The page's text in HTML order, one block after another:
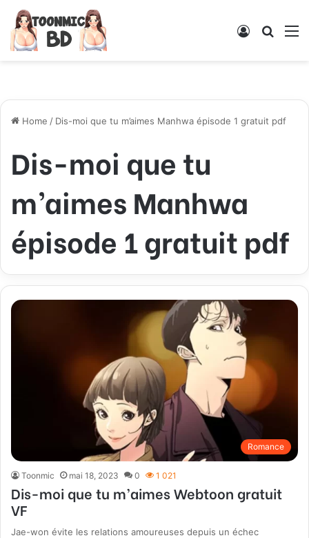
Log
Home / Dis-moi que tu m’aimes Manhwa épisode 1 gratuit pdf
Dis-moi que tu
m’aimes Manhwa
épisode 1 gratuit pdf
Romance
Toonmic mai 18, 2023 0 1 021
Dis-moi que tu m’aimes Webtoon gratuit
VF
Jae-won évite les relations amoureuses depuis un échec